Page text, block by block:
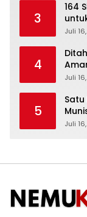
3
164
Juli
4
2026
Juli
5
Juli